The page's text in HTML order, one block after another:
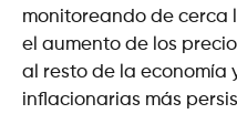
monitoreando de cerca
el aumento de los
al resto de la economía
inflacionarias más